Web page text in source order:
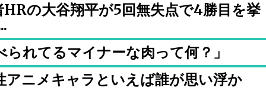
の大谷翔平が5回無失点で4勝目を挙
れてるマイナーな肉って何？」
ニメキャラといえば誰が思い浮か